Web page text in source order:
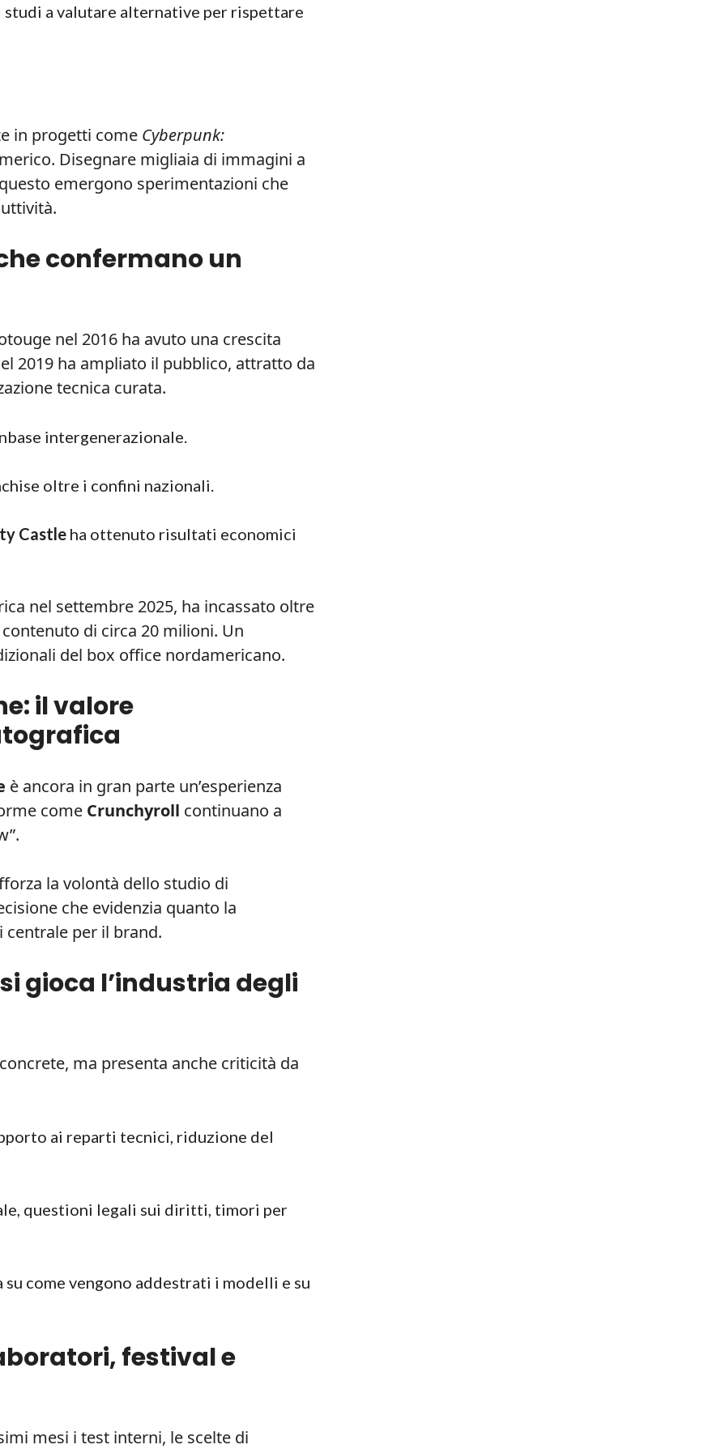
studi a valutare alternative per rispettare
in progetti come Cyberpunk:
Disegnare migliaia di immagini a
emergono sperimentazioni che
confermano un
nel 2016 ha avuto una crescita
2019 ha ampliato il pubblico, attratto da
tecnica curata.
intergenerazionale.
oltre i confini nazionali.
Castle ha ottenuto risultati economici
nel settembre 2025, ha incassato oltre
di circa 20 milioni. Un
del box office nordamericano.
il valore
è ancora in gran parte un’esperienza
come Crunchyroll continuano a
la volontà dello studio di
che evidenzia quanto la
per il brand.
gioca l’industria degli
ma presenta anche criticità da
ai reparti tecnici, riduzione del
questioni legali sui diritti, timori per
come vengono addestrati i modelli e su
festival e
mesi i test interni, le scelte di